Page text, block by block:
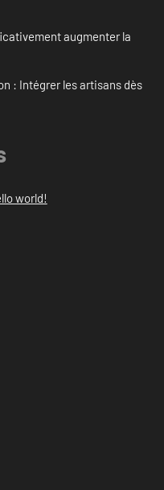
augmenter la
: Intégrer les artisans dès
world!